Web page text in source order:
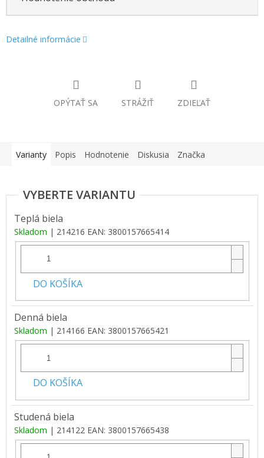
Detailné informácie
OPÝTAŤ SA STRÁŽIŤ ZDIEĽAŤ
Varianty Popis Hodnotenie Diskusia Značka
Teplá biela
Skladom | 214216 EAN: 3800157665414
DO KOŠÍKA
Denná biela
Skladom | 214166 EAN: 3800157665421
DO KOŠÍKA
Studená biela
Skladom | 214122 EAN: 3800157665438